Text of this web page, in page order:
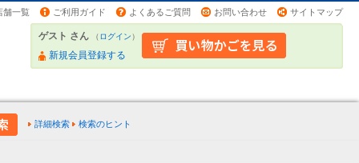
舗一覧 ご利用ガイド よくあるご質問 お問い合わせ サイトマップ
ゲスト さん （ログイン）
新規会員登録する
詳細検索 検索のヒント